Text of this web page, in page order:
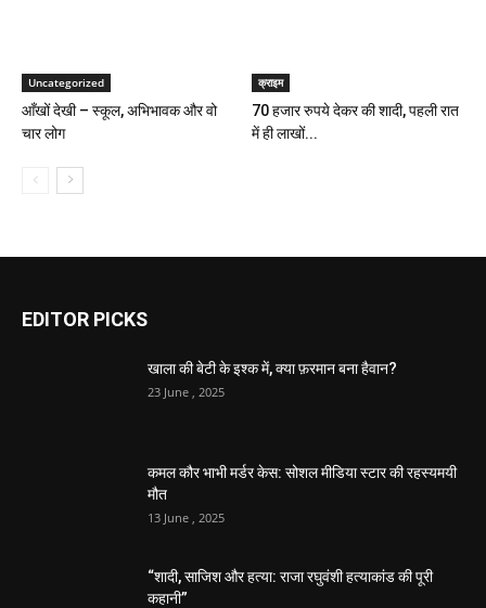
Uncategorized
आँखों देखी – स्कूल, अभिभावक और वो
चार लोग
क्राइम
70 हजार रुपये देकर की शादी, पहली रात
में ही लाखों...
EDITOR PICKS
खाला की बेटी के इश्क में, क्या फ़रमान बना हैवान?
23 June , 2025
कमल कौर भाभी मर्डर केस: सोशल मीडिया स्टार की रहस्यमयी
मौत
13 June , 2025
“शादी, साजिश और हत्या: राजा रघुवंशी हत्याकांड की पूरी
कहानी”